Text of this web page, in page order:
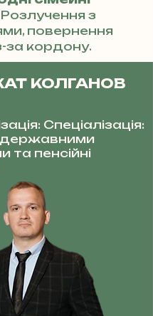
Розлучення з
повернення
за кордону.
КОЛГАНОВ
Спеціалізація:
та пенсійні